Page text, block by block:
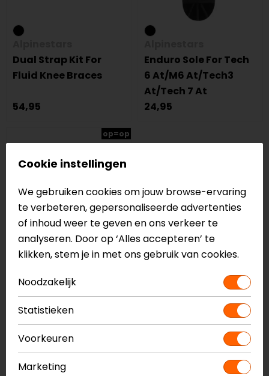
Dual Strap Kit For
Fluid Knee Braces
54,95
Enduro Sole For Tech
6 At/M6 At/Tech3
At/Tech 7 At
24,95
op=op
Footbed Tech 10
14,95
Waarom kiezen voor motorschoenen
en -laarzen onderdelen?
Cookie instellingen
We gebruiken cookies om jouw browse-ervaring
te verbeteren, gepersonaliseerde advertenties
of inhoud weer te geven en ons verkeer te
analyseren. Door op ‘Alles accepteren’ te
klikken, stem je in met ons gebruik van cookies.
Noodzakelijk
Statistieken
Voorkeuren
Marketing